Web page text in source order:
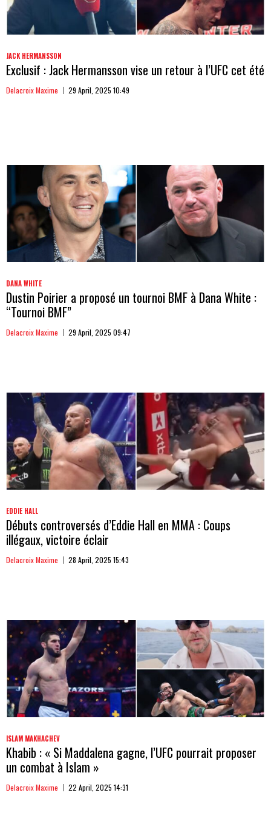
JACK HERMANSSON
Exclusif : Jack Hermansson vise un retour à l’UFC cet été
Delacroix Maxime 29 April, 2025 10:49
DANA WHITE
Dustin Poirier a proposé un tournoi BMF à Dana White :
“Tournoi BMF”
Delacroix Maxime 29 April, 2025 09:47
EDDIE HALL
Débuts controversés d’Eddie Hall en MMA : Coups
illégaux, victoire éclair
Delacroix Maxime 28 April, 2025 15:43
ISLAM MAKHACHEV
Khabib : « Si Maddalena gagne, l’UFC pourrait proposer
un combat à Islam »
Delacroix Maxime 22 April, 2025 14:31